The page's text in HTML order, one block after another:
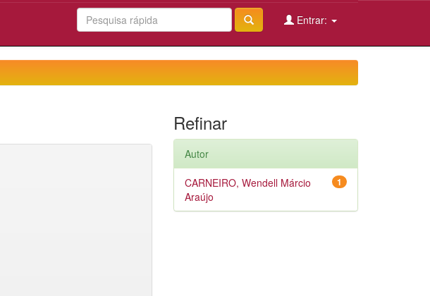
Entrar:
Refinar
Autor
1
CARNEIRO, Wendell Márcio
Araújo